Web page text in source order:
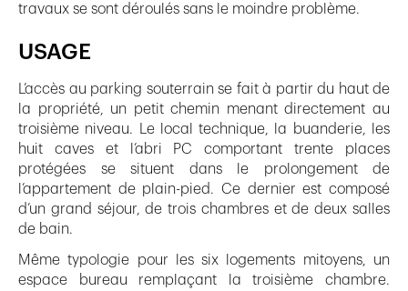
travaux se sont déroulés sans le moindre problème.
USAGE
L’accès au parking souterrain se fait à partir du haut de
la propriété, un petit chemin menant directement au
troisième niveau. Le local technique, la buanderie, les
huit caves et l’abri PC comportant trente places
protégées se situent dans le prolongement de
l’appartement de plain-pied. Ce dernier est composé
d’un grand séjour, de trois chambres et de deux salles
de bain.
Même typologie pour les six logements mitoyens, un
espace bureau remplaçant la troisième chambre.